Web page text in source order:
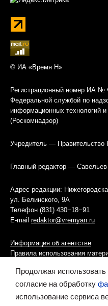
© ИА «Время Н»
Регистрационный номер ИА №
Федеральной службой по
информационных технологий
(Роскомнадзор)
Учредитель — Правительство
Главный редактор —
Адрес редакции:
ул. Белинского, 9А
Телефон (831) 430−18−91
E-mail redaktor@vremyan.ru
Информация об агентстве
Правила использования
Информационная политика
Ресурс содержит материалы
Продолжая
согласие на обработку
использование сервиса